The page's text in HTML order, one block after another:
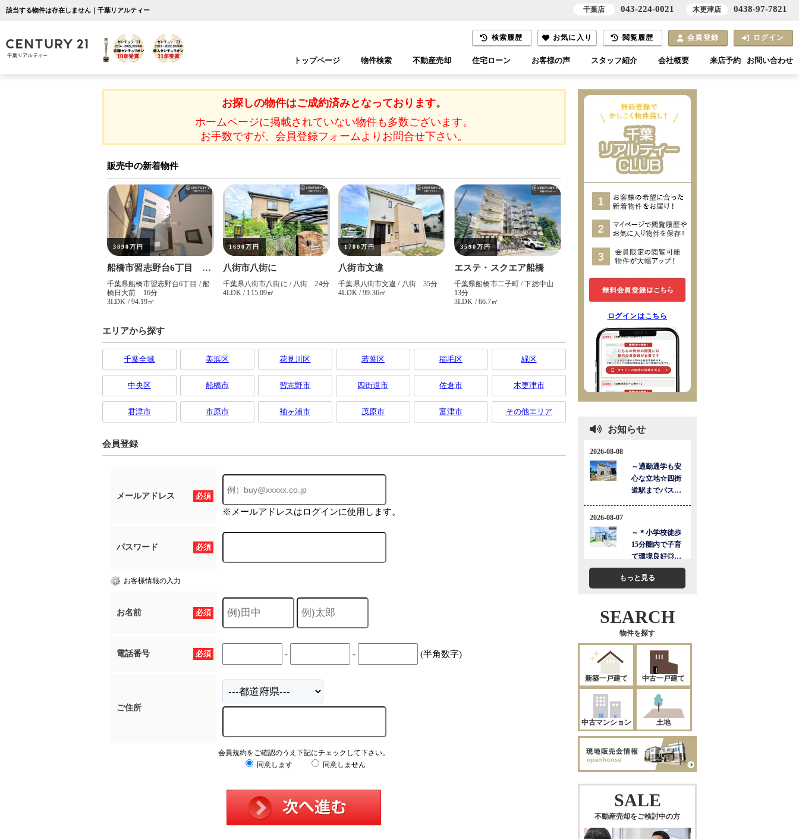
該当する物件は存在しません｜千葉リアルティー
検索履歴 お気に入り 閲覧履歴 会員登録 ログイン
トップページ 物件検索
千葉エリア 木更津エリア
不動産売却 住宅ローン お客様の声 スタッフ紹介 会社概要 来店予約 お問い合わせ
お探しの物件はご成約済みとなっております。
ホームページに掲載されていない物件も多数ございます。
お手数ですが、会員登録フォームよりお問合せ下さい。
エリアから探す
千葉全域 美浜区 花見川区 若葉区 稲毛区 緑区
中央区 船橋市 習志野市 四街道市 佐倉市 木更津市
君津市 市原市 袖ヶ浦市 茂原市 富津市 その他エリア
会員登録
必須
メールアドレス
※メールアドレスはログインに使用します。
必須
パスワード
お客様情報の入力
必須
お名前
必須
電話番号 - - (半角数字)
ご住所
会員規約をご確認のうえ下記にチェックして下さい。
同意します
同意しません
ログインはこちら
お知らせ
もっと見る
SEARCH
物件を探す
新築一戸建て 中古一戸建て
中古マンション 土地
SALE
不動産売却をご検討中の方
千葉店 043-224-0021 木更津店 0438-97-7821